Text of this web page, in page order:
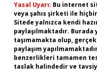
Yasal Uyarı: Bu internet
veya şahıs şirketi ile
Sitede yalnızca kendi
paylaşılmaktadır.
taşımamakta olup,
paylaşım
benzerlikleri tamamen
taslak halindedir ve